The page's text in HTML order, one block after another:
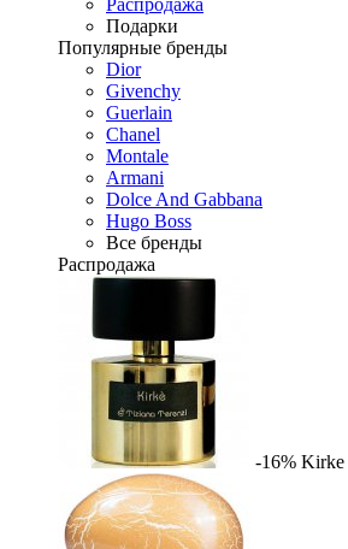
Распродажа
Подарки
Популярные бренды
Dior
Givenchy
Guerlain
Chanel
Montale
Armani
Dolce And Gabbana
Hugo Boss
Все бренды
Распродажа
-16% Kirke